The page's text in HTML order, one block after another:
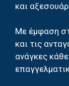
και αξεσουάρ
Με έμφαση
και τις
ανάγκες